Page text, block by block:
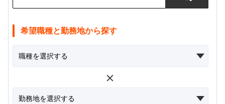
希望職種と勤務地から探す